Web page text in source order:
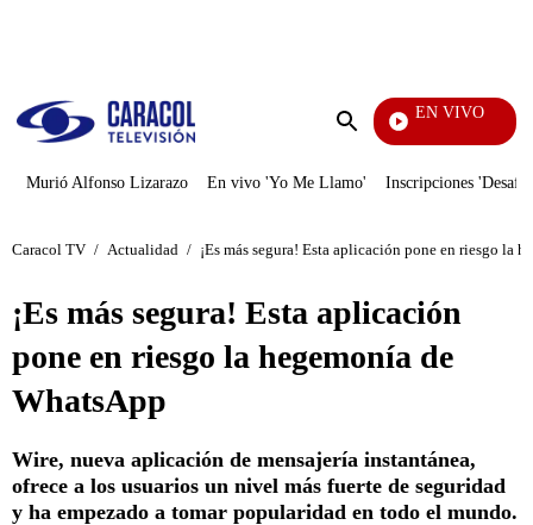
Enviar
EN VIVO
Día A Día
Murió Alfonso Lizarazo En vivo 'Yo Me Llamo' Inscripciones
Caracol TV / Actualidad / ¡Es más segura! Esta aplicación pone en riesgo la
¡Es más segura! Esta aplicación
pone en riesgo la hegemonía de
WhatsApp
Wire, nueva aplicación de mensajería instantánea,
ofrece a los usuarios un nivel más fuerte de seguridad
y ha empezado a tomar popularidad en todo el mundo.